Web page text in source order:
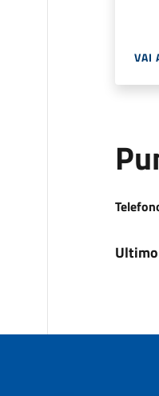
VAI